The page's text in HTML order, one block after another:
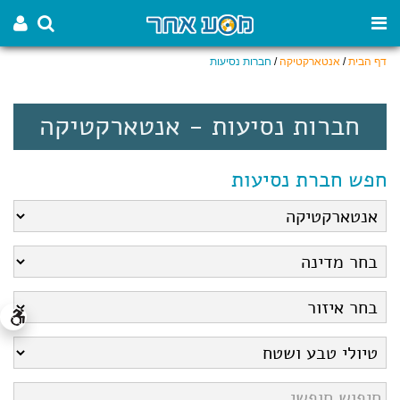
דף הבית/ אנטארקטיקה/ חברות נסיעות
חברות נסיעות - אנטארקטיקה
חפש חברת נסיעות